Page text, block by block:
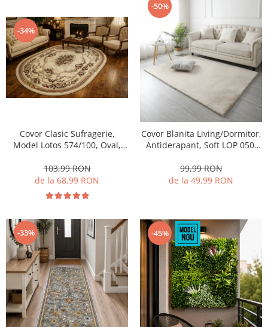
-34%
Covor Clasic Sufragerie,
Model Lotos 574/100, Oval,
103,99 RON
de la 68,99 RON
-50%
Covor Blanita Living/Dormitor,
Antiderapant, Soft LOP 050,
99,99 RON
de la 49,99 RON
-33% -45%